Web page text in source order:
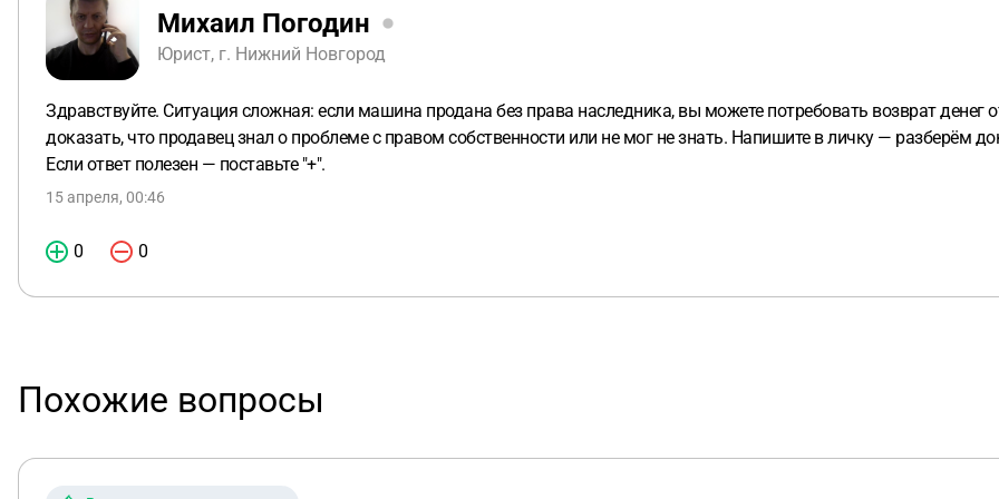
Михаил Погодин
Юрист, г. Нижний Новгород
Здравствуйте. Ситуация сложная: если машина продана без права наследника, вы можете потребовать возврат денег
доказать, что продавец знал о проблеме с правом собственности или не мог не знать. Напишите в личку — разберём
Если ответ полезен — поставьте "+".
15 апреля, 00:46
0 0
Похожие вопросы